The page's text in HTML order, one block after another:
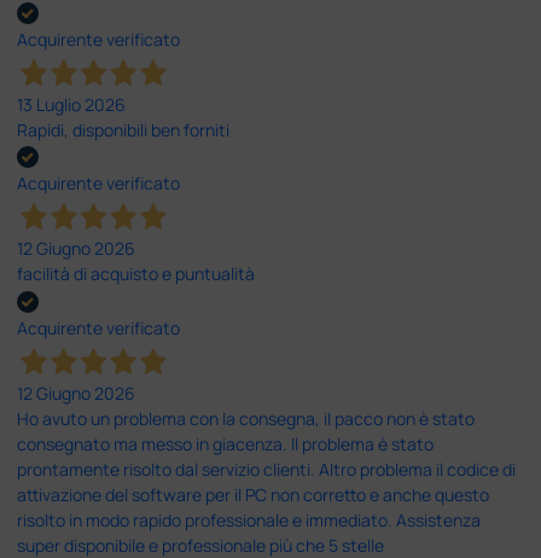
Acquirente verificato
13 Luglio 2026
Rapidi, disponibili ben forniti
Acquirente verificato
12 Giugno 2026
facilità di acquisto e puntualità
Acquirente verificato
12 Giugno 2026
Ho avuto un problema con la consegna, il pacco non è stato
consegnato ma messo in giacenza. Il problema è stato
prontamente risolto dal servizio clienti. Altro problema il codice di
attivazione del software per il PC non corretto e anche questo
risolto in modo rapido professionale e immediato. Assistenza
super disponibile e professionale più che 5 stelle